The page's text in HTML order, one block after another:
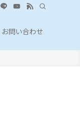
お問い合わせ